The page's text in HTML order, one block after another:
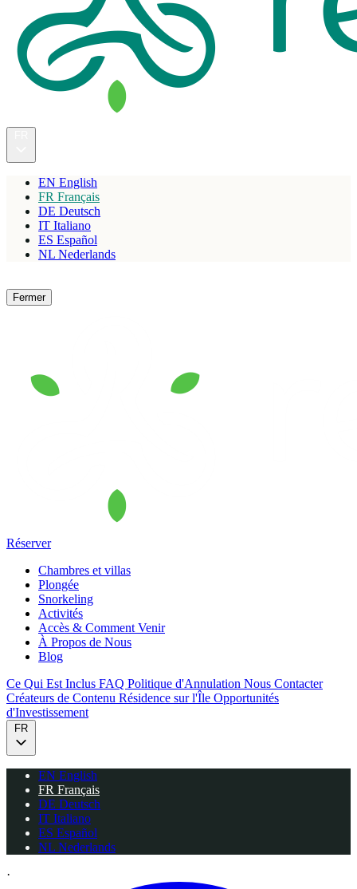
EN English
FR Français
DE Deutsch
IT Italiano
ES Español
NL Nederlands
Fermer
Réserver
Chambres et villas
Plongée
Snorkeling
Activités
Accès & Comment Venir
À Propos de Nous
Blog
Ce Qui Est Inclus FAQ Politique d'Annulation Nous Contacter
Créateurs de Contenu Résidence sur l'Île Opportunités
d'Investissement
FR
EN English
FR Français
DE Deutsch
IT Italiano
ES Español
NL Nederlands
·